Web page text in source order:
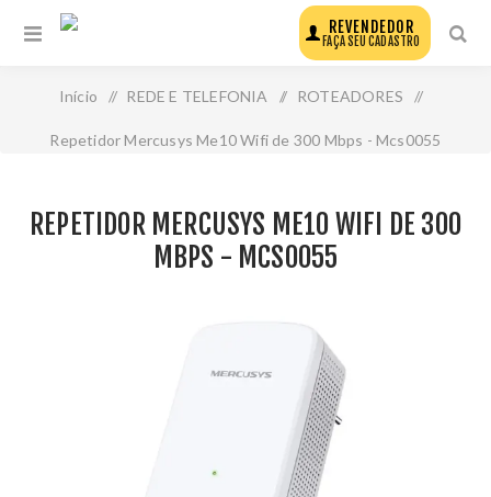
REVENDEDOR
FAÇA SEU CADASTRO
Início / REDE E TELEFONIA / ROTEADORES /
Repetidor Mercusys Me10 Wifi de 300 Mbps - Mcs0055
REPETIDOR MERCUSYS ME10 WIFI DE 300
MBPS - MCS0055